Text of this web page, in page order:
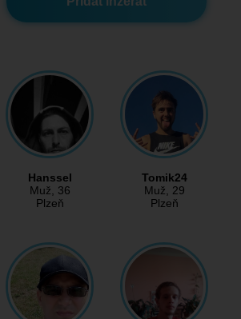
Hanssel
Muž, 36
Plzeň
Tomik24
Muž, 29
Plzeň